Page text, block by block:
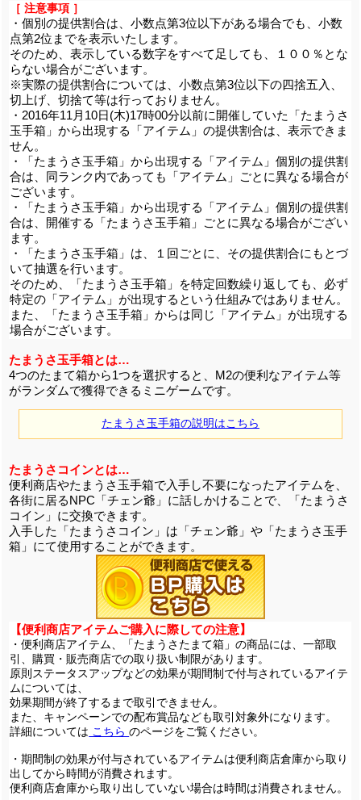
［ 注意事項 ］
・個別の提供割合は、小数点第3位以下がある場合でも、小数
点第2位までを表示いたします。
そのため、表示している数字をすべて足しても、１００％とな
らない場合がございます。
※実際の提供割合については、小数点第3位以下の四捨五入、
切上げ、切捨て等は行っておりません。
・2016年11月10日(木)17時00分以前に開催していた「たまうさ
玉手箱」から出現する「アイテム」の提供割合は、表示できま
せん。
・「たまうさ玉手箱」から出現する「アイテム」個別の提供割
合は、同ランク内であっても「アイテム」ごとに異なる場合が
ございます。
・「たまうさ玉手箱」から出現する「アイテム」個別の提供割
合は、開催する「たまうさ玉手箱」ごとに異なる場合がござい
ます。
・「たまうさ玉手箱」は、１回ごとに、その提供割合にもとづ
いて抽選を行います。
そのため、「たまうさ玉手箱」を特定回数繰り返しても、必ず
特定の「アイテム」が出現するという仕組みではありません。
また、「たまうさ玉手箱」からは同じ「アイテム」が出現する
場合がございます。
たまうさ玉手箱とは…
4つのたまて箱から1つを選択すると、M2の便利なアイテム等
がランダムで獲得できるミニゲームです。
たまうさ玉手箱の説明はこちら
たまうさコインとは…
便利商店やたまうさ玉手箱で入手し不要になったアイテムを、
各街に居るNPC「チェン爺」に話しかけることで、「たまうさ
コイン」に交換できます。
入手した「たまうさコイン」は「チェン爺」や「たまうさ玉手
箱」にて使用することができます。
【便利商店アイテムご購入に際しての注意】
・便利商店アイテム、「たまうさたまて箱」の商品には、一部取
引、購買・販売商店での取り扱い制限があります。
原則ステータスアップなどの効果が期間制で付与されているアイテ
ムについては、
効果期間が終了するまで取引できません。
また、キャンペーンでの配布賞品なども取引対象外になります。
詳細については こちらのページをご覧ください。
・期間制の効果が付与されているアイテムは便利商店倉庫から取り
出してから時間が消費されます。
便利商店倉庫から取り出していない場合は時間は消費されません。